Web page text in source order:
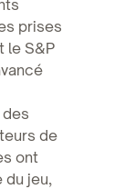
prises
le S&P
de
ont
jeu,